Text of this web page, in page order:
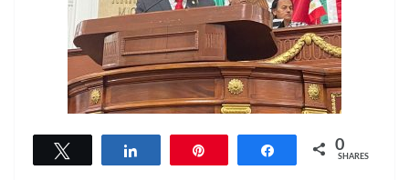
Share 0
SHARES